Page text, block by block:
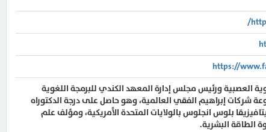
https://
العصبية ورئيس مجلس إدارة المعهد الكندي للبرمجة اللغوية
إبراهيم الفقي العالمية، وهو حاصل على درجة الدكتوراه
بلوس انجلوس بالولايات المتحدة الأمريكية، ومؤلف علم
الطاقة البشرية.